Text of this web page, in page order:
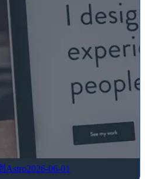
Astro2026-06-01